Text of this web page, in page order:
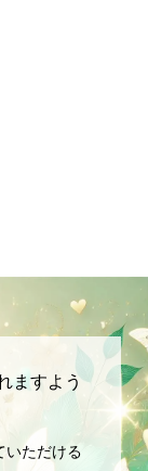
ますよう
いただける